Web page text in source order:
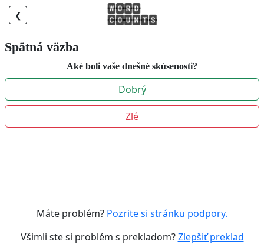
❮
Spätná väzba
Aké boli vaše dnešné skúsenosti?
Dobrý
Zlé
Máte problém? Pozrite si stránku podpory.
Všimli ste si problém s prekladom? Zlepšiť preklad